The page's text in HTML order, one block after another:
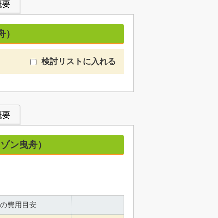
要
検討リストに入れる
要
ン曳舟）
費用目安